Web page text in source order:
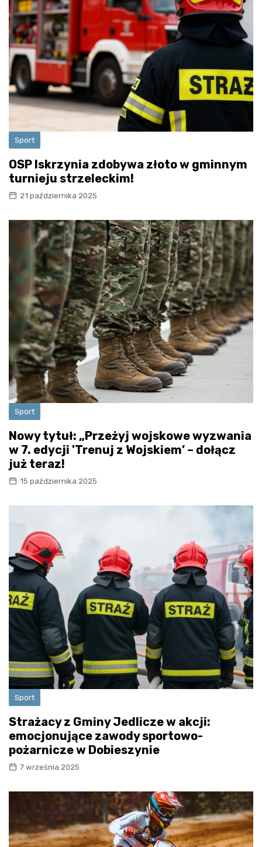
Sport
OSP Iskrzynia zdobywa złoto w gminnym
turnieju strzeleckim!
21 października 2025
Sport
Nowy tytuł: „Przeżyj wojskowe wyzwania
w 7. edycji 'Trenuj z Wojskiem’ – dołącz
już teraz!
15 października 2025
Sport
Strażacy z Gminy Jedlicze w akcji:
emocjonujące zawody sportowo-
pożarnicze w Dobieszynie
7 września 2025